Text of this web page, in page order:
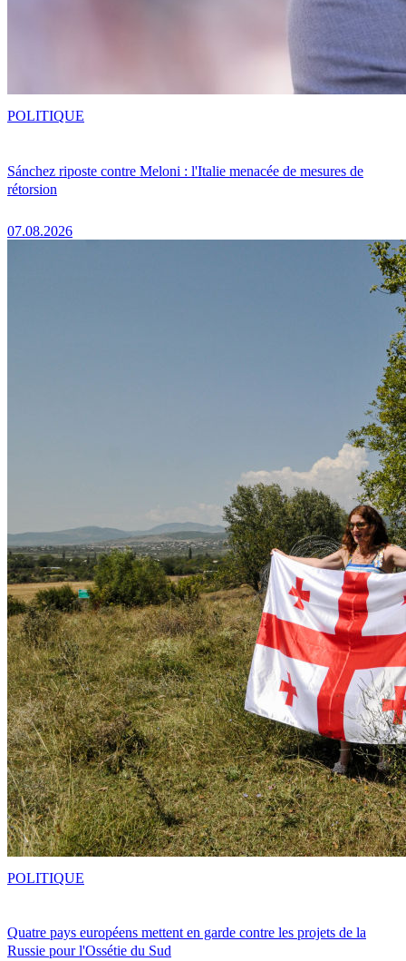
Sánchez riposte contre Meloni : l'Italie menacée de mesures de
rétorsion
07.08.2026
POLITIQUE
Quatre pays européens mettent en garde contre les projets de la
Russie pour l'Ossétie du Sud
POLITIQUE